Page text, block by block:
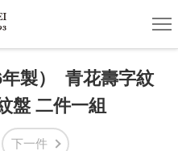
單
製） 青花壽字紋
盤 二件一組
下一件